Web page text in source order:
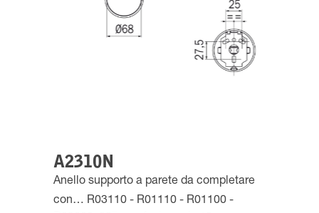
A2310N
Anello supporto a parete da completare
con… R03110 - R01110 - R01100 -